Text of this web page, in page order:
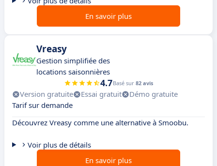
En savoir plus
Vreasy
Gestion simplifiée des
locations saisonnières
4.7Basé sur 82 avis
Version gratuite Essai gratuit
Démo gratuite
Tarif sur demande
Découvrez Vreasy comme une alternative à Smoobu.
Voir plus de détails
En savoir plus